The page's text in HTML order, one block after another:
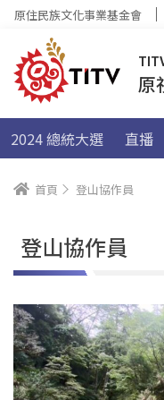
原住民族文化事業基金會
原
2024 總統大選 直播
首頁 登山協作員
登山協作員